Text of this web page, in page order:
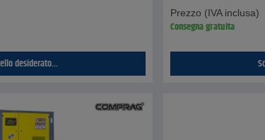
desiderato...
Prezzo (IVA inclusa)
Consegna gratuita